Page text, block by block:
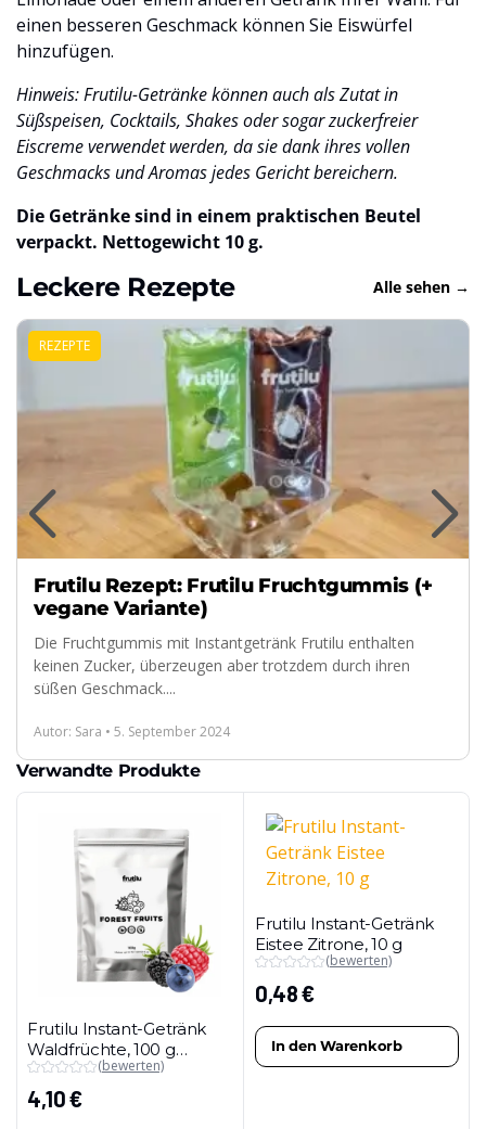
einen besseren Geschmack können Sie Eiswürfel
hinzufügen.
Hinweis: Frutilu-Getränke können auch als Zutat in
Süßspeisen, Cocktails, Shakes oder sogar zuckerfreier
Eiscreme verwendet werden, da sie dank ihres vollen
Geschmacks und Aromas jedes Gericht bereichern.
Die Getränke sind in einem praktischen Beutel
verpackt. Nettogewicht 10 g.
Leckere Rezepte Alle sehen →
REZEPTE
Frutilu Rezept: Frutilu Fruchtgummis (+
vegane Variante)
Die Fruchtgummis mit Instantgetränk Frutilu enthalten
keinen Zucker, überzeugen aber trotzdem durch ihren
süßen Geschmack....
Autor: Sara • 5. September 2024
Verwandte Produkte
Frutilu Instant-Getränk
Waldfrüchte, 100 g
(Maxipackung)
(bewerten)
4,10€
Frutilu Instant-Getränk
Eistee Zitrone, 10 g
(bewerten)
0,48€
In den Warenkorb